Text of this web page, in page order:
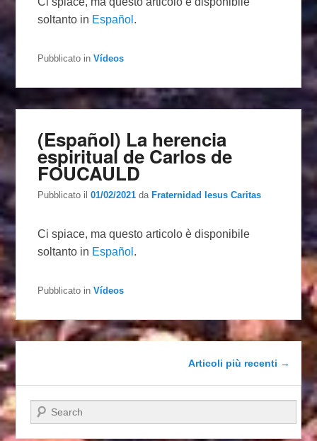
soltanto in Español .
Pubblicato in Vídeos
(Español) La herencia
espiritual de Carlos de
FOUCAULD
Pubblicato il01/02/2021 da Fraternidad Iesus Caritas
Ci spiace, ma questo articolo è disponibile
soltanto in Español .
Pubblicato in Vídeos
Articoli più recenti →
Cerca